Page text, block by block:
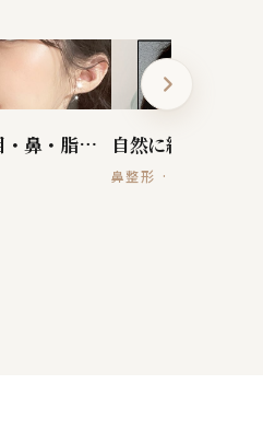
整形してクラブに行ってみたい — 目・鼻・脂肪+えくぼ
鼻整形 · 脂肪移植 ·